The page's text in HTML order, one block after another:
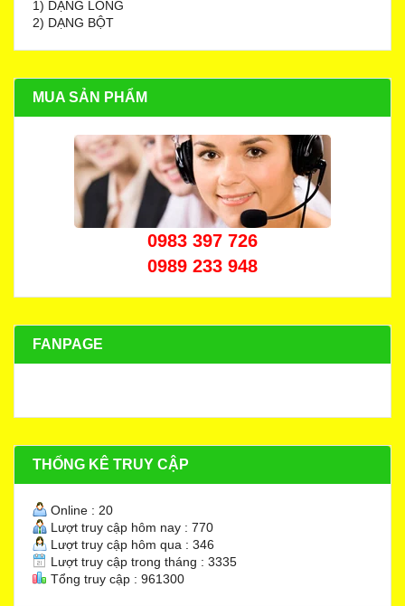
1) DẠNG LỎNG
2) DẠNG BỘT
MUA SẢN PHẨM
0983 397 726
0989 233 948
FANPAGE
THỐNG KÊ TRUY CẬP
Online : 20
Lượt truy cập hôm nay : 770
Lượt truy cập hôm qua : 346
Lượt truy cập trong tháng : 3335
Tổng truy cập : 961300